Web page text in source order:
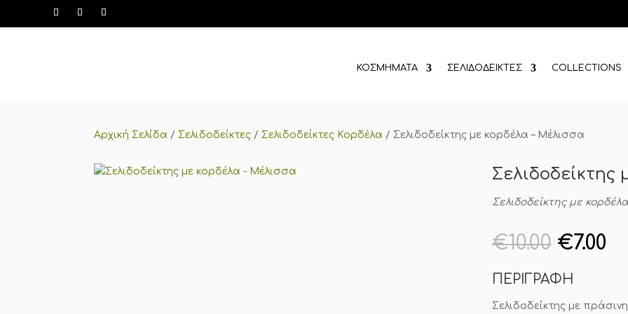
ΚΟΣΜΗΜΑΤΑ ΣΕΛΙΔΟΔΕΙΚΤΕΣ COLLECTIONS
Αρχική Σελίδα / Σελιδοδείκτες / Σελιδοδείκτες Κορδέλα / Σελιδοδείκτης με κορδέλα – Μέλισσα
Σελιδοδείκτης
Σελιδοδείκτης με κορδέλα
€10.00
was:
€10.00.
€7.00Η
ΠΕΡΙΓΡΑΦΗ
Σελιδοδείκτης με